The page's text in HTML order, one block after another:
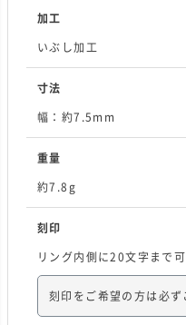
加工
いぶし加工
寸法
幅：約7.5mm
重量
約7.8g
刻印
リング内側に20文字まで
刻印をご希望の方は必